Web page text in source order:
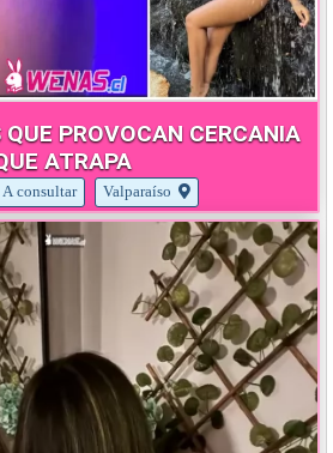
CERCANIA
ATRAPA
A consultar Valparaíso